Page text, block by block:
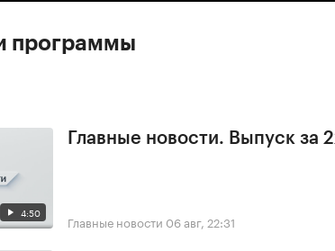
программы
4:50
Главные новости. Выпуск за
Главные новости 06 авг, 22:31